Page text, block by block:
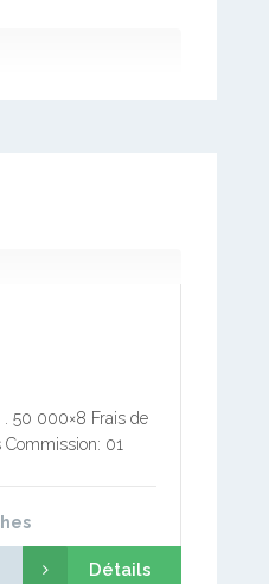
. 50 000×8 Frais de
01
Détails